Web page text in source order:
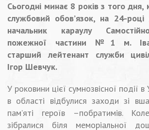
Сьогодні минає 8 років з того
службовий обов’язок, на 24-році
начальник караулу
пожежної частини №1 м.
старший лейтенант служби
Ігор Шевчук.
У роковини цієї сумнозвісної події
в області відбулися заходи зі
пам’яті героїв –побратимів.
зібралися біля меморіальної